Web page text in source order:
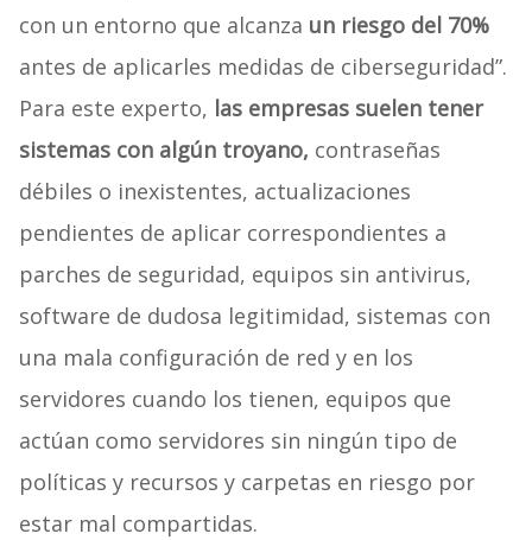
con un entorno que alcanza un riesgo del 70%
antes de aplicarles medidas de ciberseguridad”.
Para este experto, las empresas suelen tener
sistemas con algún troyano, contraseñas
débiles o inexistentes, actualizaciones
pendientes de aplicar correspondientes a
parches de seguridad, equipos sin antivirus,
software de dudosa legitimidad, sistemas con
una mala configuración de red y en los
servidores cuando los tienen, equipos que
actúan como servidores sin ningún tipo de
políticas y recursos y carpetas en riesgo por
estar mal compartidas.